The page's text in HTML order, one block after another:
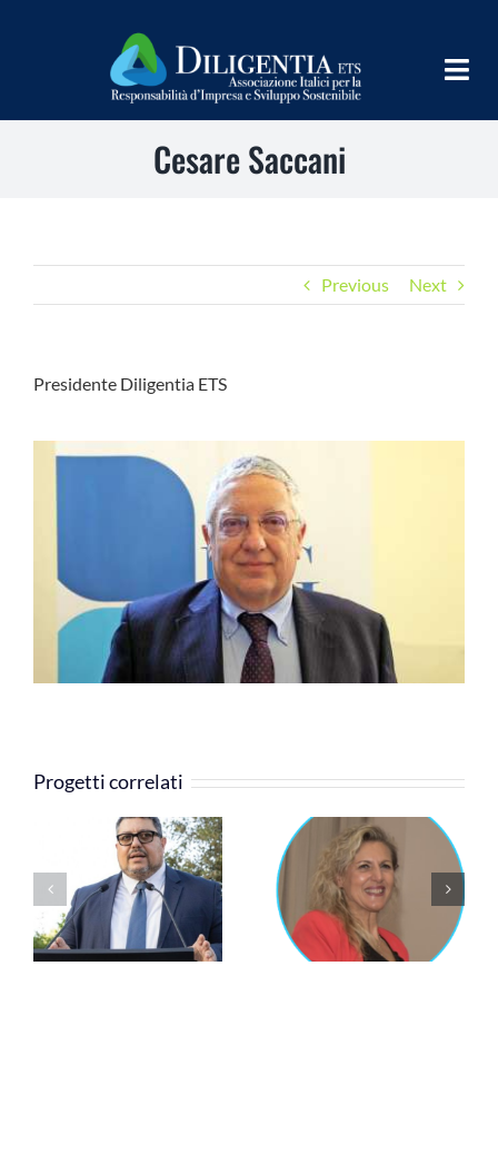
TEAMS
LOGIN
Cesare Saccani
Previous Next
Presidente Diligentia ETS
Progetti correlati
Cinzia Rossi Silvia Grandi